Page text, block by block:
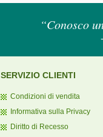
“Conosco
SERVIZIO CLIENTI
Condizioni di vendita
Informativa sulla Privacy
Diritto di Recesso